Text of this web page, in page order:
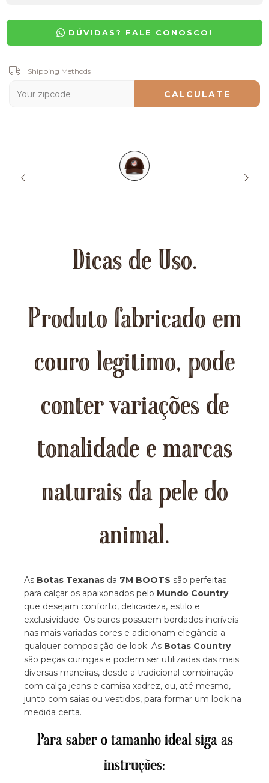
DÚVIDAS? FALE CONOSCO!
Shipping for zipcode:
Shipping Methods
CALCULATE
Dicas de Uso.
Produto fabricado em
couro legitimo, pode
conter variações de
tonalidade e marcas
naturais da pele do
animal.
As Botas Texanas da 7M BOOTS são perfeitas
para calçar os apaixonados pelo Mundo Country
que desejam conforto, delicadeza, estilo e
exclusividade. Os pares possuem bordados incríveis
nas mais variadas cores e adicionam elegância a
qualquer composição de look. As Botas Country
são peças curingas e podem ser utilizadas das mais
diversas maneiras, desde a tradicional combinação
com calça jeans e camisa xadrez, ou, até mesmo,
junto com saias ou vestidos, para formar um look na
medida certa.
Para saber o tamanho ideal siga as
instruções: